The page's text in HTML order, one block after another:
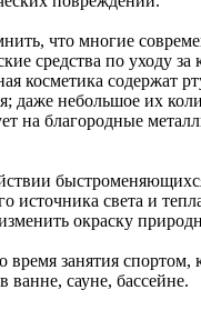
что многие
средства по уходу за
косметика содержат
даже небольшое их
на благородные
источника света и
окраску
время занятия спортом,
ванне, сауне, бассейне.